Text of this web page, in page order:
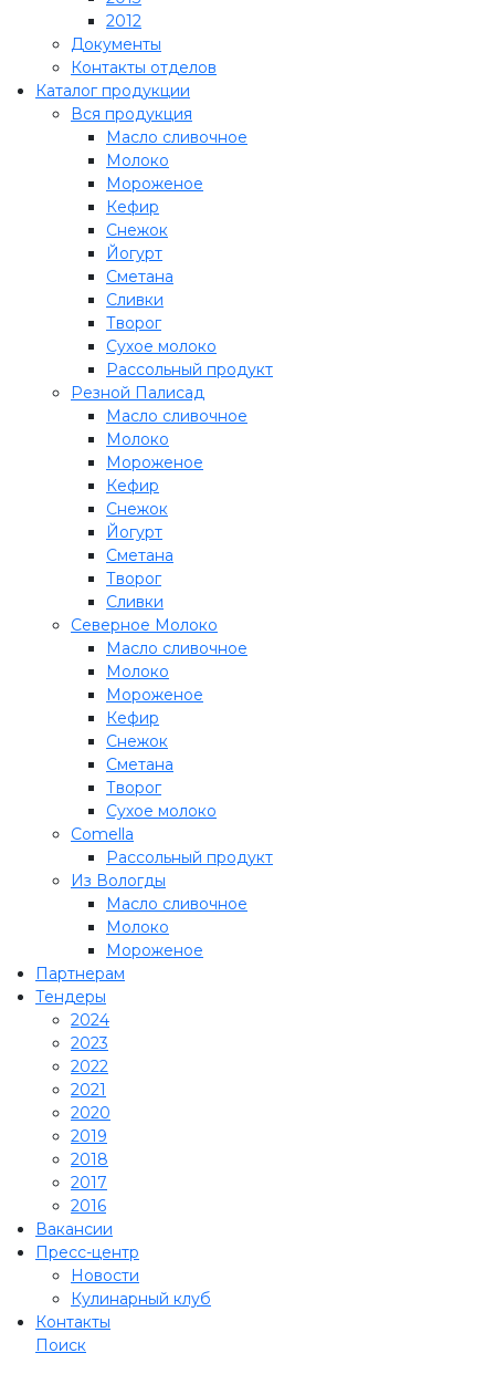
2012
Документы
Контакты отделов
Каталог продукции
Вся продукция
Масло сливочное
Молоко
Мороженое
Кефир
Снежок
Йогурт
Сметана
Сливки
Творог
Сухое молоко
Рассольный продукт
Резной Палисад
Масло сливочное
Молоко
Мороженое
Кефир
Снежок
Йогурт
Сметана
Творог
Сливки
Северное Молоко
Масло сливочное
Молоко
Мороженое
Кефир
Снежок
Сметана
Творог
Сухое молоко
Comеlla
Рассольный продукт
Из Вологды
Масло сливочное
Молоко
Мороженое
Партнерам
Тендеры
2024
2023
2022
2021
2020
2019
2018
2017
2016
Вакансии
Пресс-центр
Новости
Кулинарный клуб
Контакты
Поиск